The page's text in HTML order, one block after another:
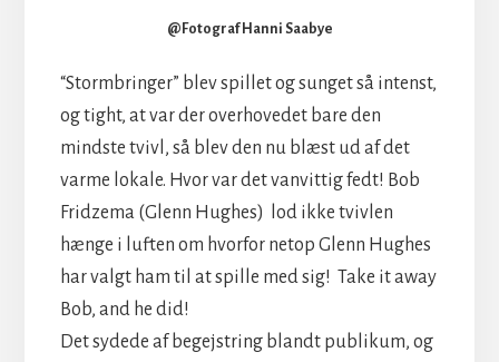
@Fotograf Hanni Saabye
“Stormbringer” blev spillet og sunget så intenst,
og tight, at var der overhovedet bare den
mindste tvivl, så blev den nu blæst ud af det
varme lokale. Hvor var det vanvittig fedt! Bob
Fridzema (Glenn Hughes) lod ikke tvivlen
hænge i luften om hvorfor netop Glenn Hughes
har valgt ham til at spille med sig! Take it away
Bob, and he did!
Det sydede af begejstring blandt publikum, og